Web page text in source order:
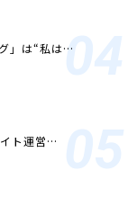
」は“私は…
ト運営…